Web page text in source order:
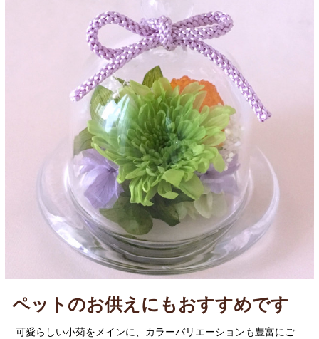
ペットのお供えにもおすすめです
可愛らしい小菊をメインに、カラーバリエーションも豊富にご